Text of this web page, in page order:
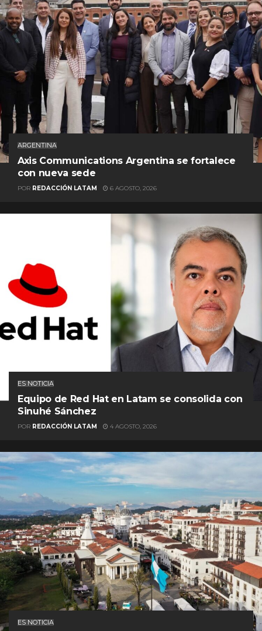
ARGENTINA
Axis Communications Argentina se fortalece
con nueva sede
POR REDACCIÓN LATAM 6 AGOSTO, 2026
ES NOTICIA
Equipo de Red Hat en Latam se consolida con
Sinuhé Sánchez
POR REDACCIÓN LATAM 4 AGOSTO, 2026
ES NOTICIA